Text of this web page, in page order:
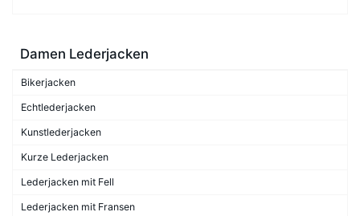
Damen Lederjacken
Bikerjacken
Echtlederjacken
Kunstlederjacken
Kurze Lederjacken
Lederjacken mit Fell
Lederjacken mit Fransen